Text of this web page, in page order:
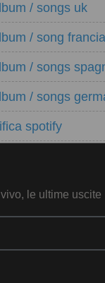
/ songs uk
/ song francia
/ songs
/ songs
spotify
le ultime uscite